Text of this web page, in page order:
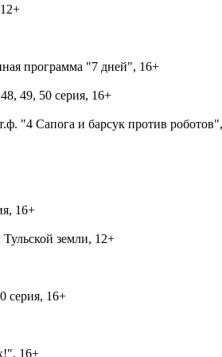
программа "7 дней", 16+
49, 50 серия, 16+
"4 Сапога и барсук против
16+
земли, 12+
серия, 16+
16+